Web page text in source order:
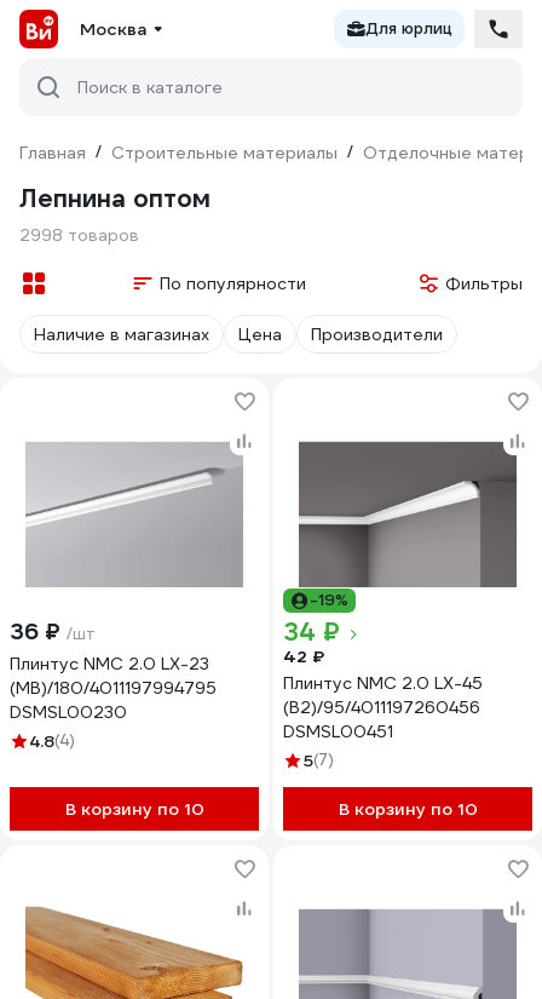
Москва Для юрлиц
Поиск в каталоге
Главная / Строительные материалы / Отделочные
Лепнина оптом
2998 товаров
По популярности Фильтры
Наличие в магазинах Цена Производители
36 ₽ /шт
Плинтус NMC 2.0 LX-23
(MB)/180/4011197994795
DSMSL00230
4.8(4)
В корзину по 10
-19%
34 ₽
42 ₽
Плинтус NMC 2.0 LX-45
(B2)/95/4011197260456
DSMSL00451
5(7)
В корзину по 10